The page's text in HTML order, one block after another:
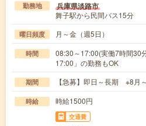
勤務地 兵庫県淡路市
舞子駅から民間バス15分
曜日頻度 月～金（週5日）
時間
08:30～17:00(実働7時間
17:00」の勤務もOK
期間 【急募】即日～長期 ※8月
時給 時給1500円
交通費